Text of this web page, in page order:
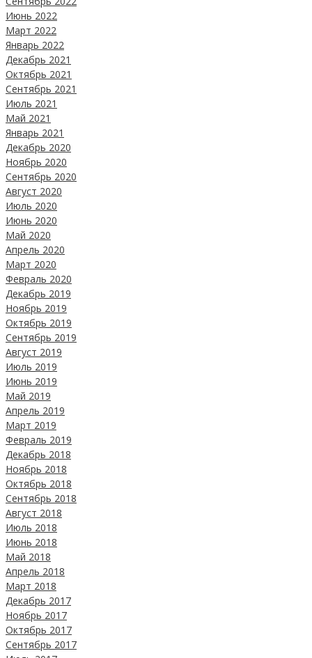
Июнь 2022
Март 2022
Январь 2022
Декабрь 2021
Октябрь 2021
Сентябрь 2021
Июль 2021
Май 2021
Январь 2021
Декабрь 2020
Ноябрь 2020
Сентябрь 2020
Август 2020
Июль 2020
Июнь 2020
Май 2020
Апрель 2020
Март 2020
Февраль 2020
Декабрь 2019
Ноябрь 2019
Октябрь 2019
Сентябрь 2019
Август 2019
Июль 2019
Июнь 2019
Май 2019
Апрель 2019
Март 2019
Февраль 2019
Декабрь 2018
Ноябрь 2018
Октябрь 2018
Сентябрь 2018
Август 2018
Июль 2018
Июнь 2018
Май 2018
Апрель 2018
Март 2018
Декабрь 2017
Ноябрь 2017
Октябрь 2017
Сентябрь 2017